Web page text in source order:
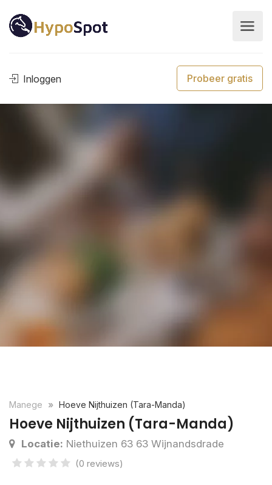
Inloggen Probeer gratis
Manege Hoeve Nijthuizen (Tara-Manda)
Hoeve Nijthuizen (Tara-Manda)
Locatie: Niethuizen 63 63 Wijnandsdrade
(0 reviews)